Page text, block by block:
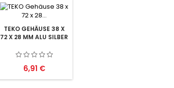
TEKO GEHÄUSE 38 X
72 X 28 MM ALU SILBER
Preis
6,91 €